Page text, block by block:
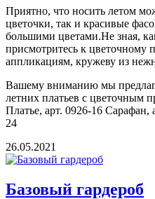
Приятно, что носить летом
цветочки, так и красивые
большими цветами.Не зная,
присмотритесь к цветочному
аппликациям, кружеву из
Вашему вниманию мы
летних платьев с цветочным
Платье, арт. 0926-16 Сарафан,
24
26.05.2021
Базовый гардероб